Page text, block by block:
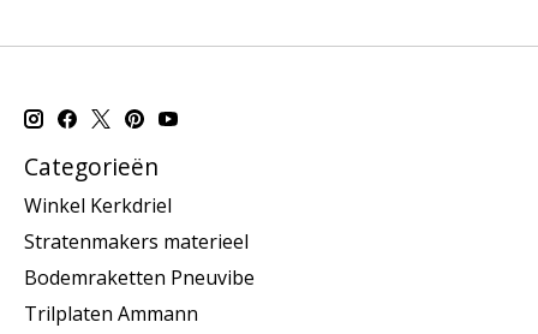
Categorieën
Winkel Kerkdriel
Stratenmakers materieel
Bodemraketten Pneuvibe
Trilplaten Ammann